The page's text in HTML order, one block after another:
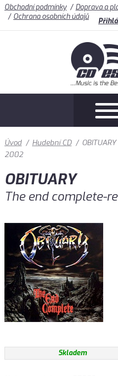
Obchodní podmínky Doprava a
Ochrana osobních údajů
Úvod / Hudební CD /
2002
OBITUARY
The end complete-
Skladem